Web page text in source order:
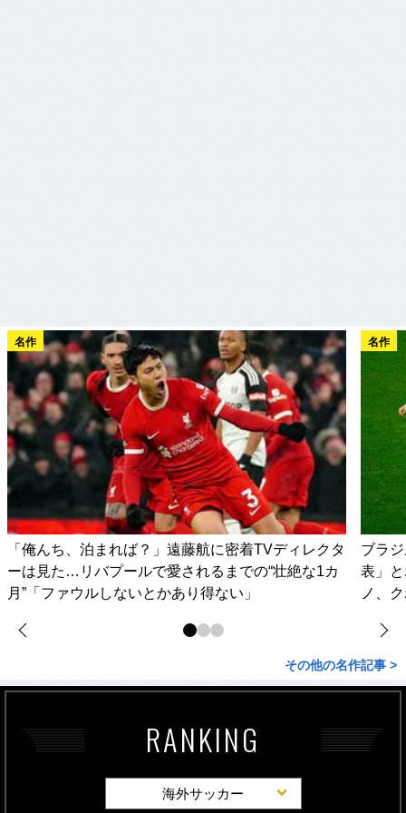
名作
「俺んち、泊まれば？」遠藤航に密着TVディレクタ
ーは見た…リバプールで愛されるまでの“壮絶な1カ
月”「ファウルしないとかあり得ない」
名作
ブラ
表」
ノ、
その他の名作記事 >
RANKING
海外サッカー